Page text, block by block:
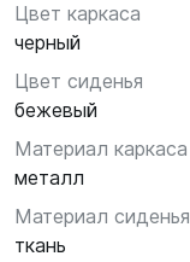
Цвет каркаса
черный
Цвет сиденья
бежевый
Материал каркаса
металл
Материал сиденья
ткань